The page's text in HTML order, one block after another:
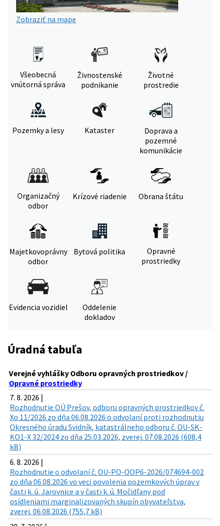
Zobraziť na mape
Všeobecná
vnútorná správa
Živnostenské
podnikanie
Životné
prostredie
Pozemky a lesy Kataster
Doprava a
pozemné
komunikácie
Organizačný
odbor
Krízové riadenie Obrana štátu
Majetkovoprávny
odbor
Bytová politika
Opravné
prostriedky
Evidencia vozidiel
Oddelenie
dokladov
Úradná tabuľa
Verejné vyhlášky Odboru opravných prostriedkov /
Opravné prostriedky
7. 8. 2026 |
Rozhodnutie OÚ Prešov, odboru opravných prostriedkov č.
Xo 11/2026 zo dňa 06.08.2026 o odvolaní proti rozhodnutiu
Okresného úradu Svidník, katastrálneho odboru č. OU-SK-
KO1-X 32/2024 zo dňa 25.03.2026, zverej. 07.08.2026 (608,4
kB)
6. 8. 2026 |
Rozhodnutie o odvolaní č. OU-PO-OOP6-2026/074694-002
zo dňa 06.08.2026 vo veci povolenia pozemkových úprav v
časti k. ú. Jarovnice a v časti k. ú. Močidľany pod
osídleniami marginalizovaných skupín obyvateľstva,
zverej. 06.08.2026 (755,7 kB)